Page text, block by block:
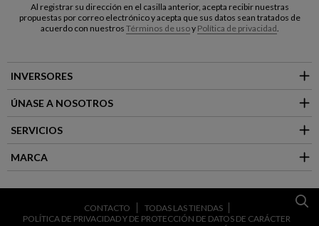
Al registrar su dirección en el casilla anterior, acepta recibir nuestras
propuestas por correo electrónico y acepta que sus datos sean tratados de
acuerdo con nuestros Términos de usoy Política de privacidad
INVERSORES
ÚNASE A NOSOTROS
SERVICIOS
MARCA
CONTACTO
TODAS LAS TIENDAS
POLÍTICA DE PRIVACIDAD Y DE PROTECCIÓN DE DATOS DE CARÁCTER